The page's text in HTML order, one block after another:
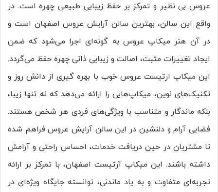
عروس بی ‌نظیر و تمرکز بر حفظ زیبایی طبیعی چهره است. در
واقع این سالن، بهترین سالن آرایش عروس اصفهان است و
در آن هنر میکاپ عروس به گونه‌ای اجرا می‌شود که ضمن
ایجاد تغییرات مثبت، اصالت و زیبایی ذاتی چهره حفظ می‌گردد.
این میکاپ ارتیست عروس خوب با بهره ‌گیری از دانش روز و
تکنیک‌های نوین، میکاپ‌هایی را ارائه می‌دهد که نه تنها زیبا،
بلکه ماندگار و متناسب با ویژگی‌های فردی هر شخص هستند.
فضایی آرام و دلنشین در این سالن آرایش عروس فراهم شده
تا مشتریان در حین دریافت خدمات، احساس راحتی و آرامش
داشته باشند. این میکاپ آرتیست اصفهان، با تمرکز بر ارائه
تجربه‌ای متفاوت و به ‌یاد ماندنی، توانسته جایگاه ویژه‌ای در